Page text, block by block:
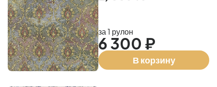
за 1 рулон
6 300 ₽
В корзину